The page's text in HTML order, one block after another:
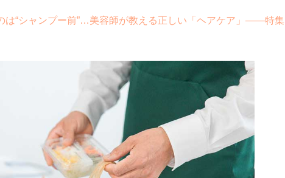
“シャンプー前”…美容師が教える正しい「ヘアケア」――特集